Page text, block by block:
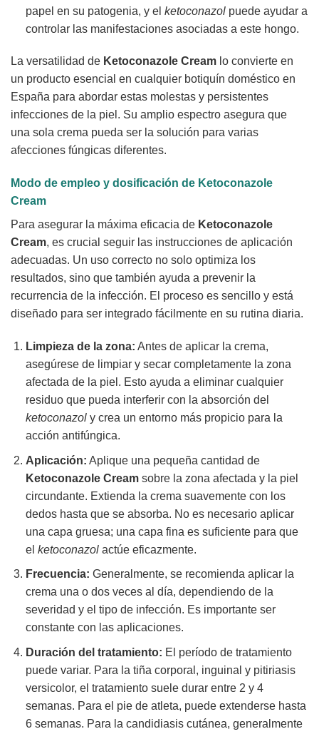
papel en su patogenia, y el ketoconazolpuede ayudar a
controlar las manifestaciones asociadas a este hongo.
La versatilidad de Ketoconazole Cream lo convierte en
un producto esencial en cualquier botiquín doméstico en
España para abordar estas molestas y persistentes
infecciones de la piel. Su amplio espectro asegura que
una sola crema pueda ser la solución para varias
afecciones fúngicas diferentes.
Modo de empleo y dosificación de Ketoconazole
Cream
Para asegurar la máxima eficacia de Ketoconazole
Cream, es crucial seguir las instrucciones de aplicación
adecuadas. Un uso correcto no solo optimiza los
resultados, sino que también ayuda a prevenir la
recurrencia de la infección. El proceso es sencillo y está
diseñado para ser integrado fácilmente en su rutina diaria.
Limpieza de la zona: Antes de aplicar la crema,
asegúrese de limpiar y secar completamente la zona
afectada de la piel. Esto ayuda a eliminar cualquier
residuo que pueda interferir con la absorción del
ketoconazoly crea un entorno más propicio para la
acción antifúngica.
Aplicación: Aplique una pequeña cantidad de
Ketoconazole Creamsobre la zona afectada y la piel
circundante. Extienda la crema suavemente con los
dedos hasta que se absorba. No es necesario aplicar
una capa gruesa; una capa fina es suficiente para que
el ketoconazolactúe eficazmente.
Frecuencia: Generalmente, se recomienda aplicar la
crema una o dos veces al día, dependiendo de la
severidad y el tipo de infección. Es importante ser
constante con las aplicaciones.
Duración del tratamiento: El período de tratamiento
puede variar. Para la tiña corporal, inguinal y pitiriasis
versicolor, el tratamiento suele durar entre 2 y 4
semanas. Para el pie de atleta, puede extenderse hasta
6 semanas. Para la candidiasis cutánea, generalmente